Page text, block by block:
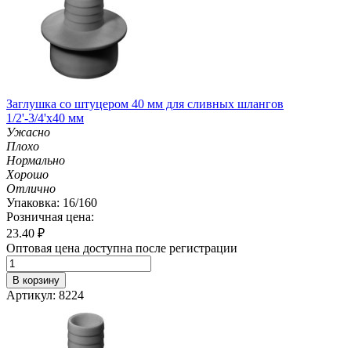
Заглушка со штуцером 40 мм для сливных шлангов
1/2'-3/4'х40 мм
Ужасно
Плохо
Нормально
Хорошо
Отлично
Упаковка: 16/160
Розничная цена:
23.40 ₽
Оптовая цена доступна после регистрации
В корзину
Артикул: 8224